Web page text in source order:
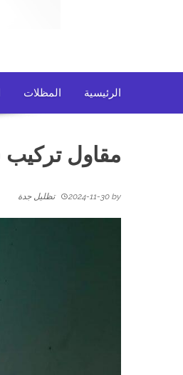
الرئيسية المظلات
مقاول
2024-11-30 by تظليل جدة